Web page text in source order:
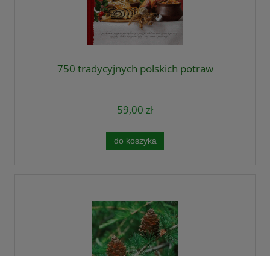
750 tradycyjnych polskich potraw
59,00 zł
do koszyka